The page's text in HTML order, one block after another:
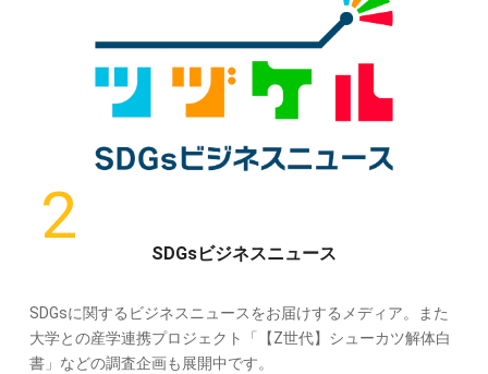
SDGsビジネスニュース
SDGsに関するビジネスニュースをお届けするメディア。また
大学との産学連携プロジェクト「【Z世代】シューカツ解体白
書」などの調査企画も展開中です。